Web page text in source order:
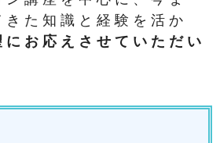
た知識と経験を活か
にお応えさせていただい